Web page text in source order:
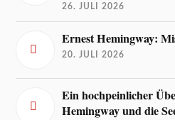
26. JULI 2026
Ernest Hemingway:
20. JULI 2026
Ein hochpeinlicher
Hemingway und die